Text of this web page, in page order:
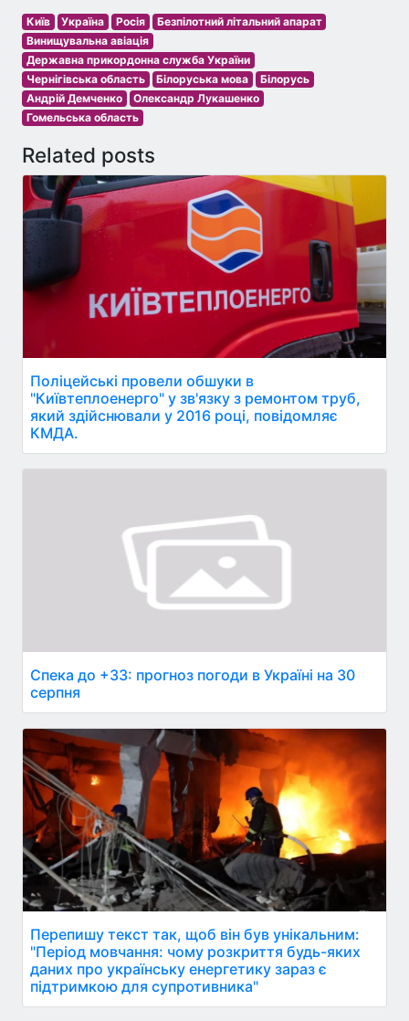
Київ Україна Росія
Безпілотний літальний апарат
Винищувальна авіація
Державна прикордонна служба України
Чернігівська область
Білоруська мова
Білорусь
Андрій Демченко
Олександр Лукашенко
Гомельська область
Related posts
Поліцейські провели обшуки в
"Київтеплоенерго" у зв'язку з ремонтом труб,
який здійснювали у 2016 році, повідомляє
КМДА.
Спека до +33: прогноз погоди в Україні на 30
серпня
Перепишу текст так, щоб він був унікальним:
"Період мовчання: чому розкриття будь-яких
даних про українську енергетику зараз є
підтримкою для супротивника"